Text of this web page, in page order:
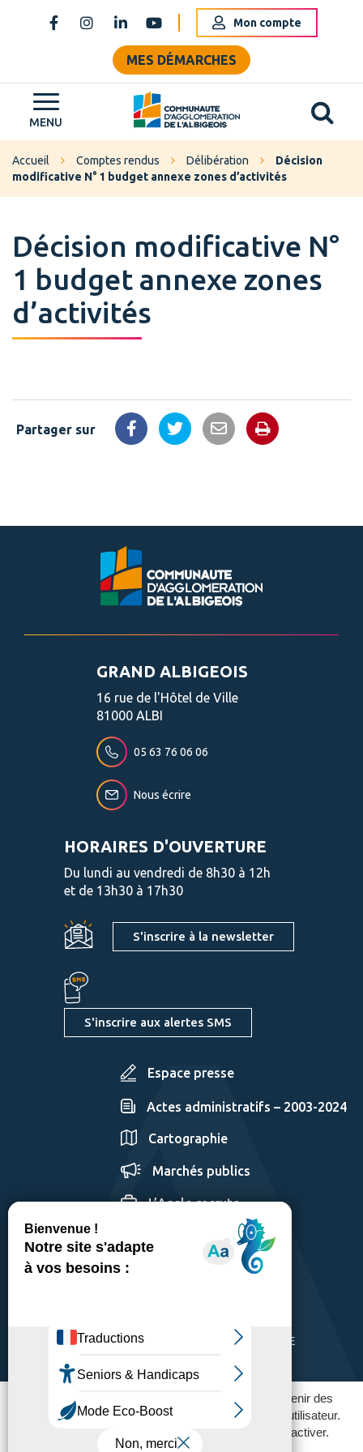
Ce site utilise des traceurs pour fonctionner et obtenir des
statistiques d'utilisation afin améliorer l'expérience utilisateur.
Vous pouvez contrôler ceux que vous souhaitez activer.
Lien vers le compte Facebook
Lien vers le compte Instagram
Lien vers le compte Linkedin
Lien vers la chaîne Youtube
Mon compte
MES DÉMARCHES
MENU Grand Albigeois
Accueil Comptes rendus Délibération
Décision
modificative N° 1 budget annexe zones d’activités
Décision modificative N°
1 budget annexe zones
d’activités
Partager sur Partager sur Facebook
Partager sur Twitter
Partager par email
Imprimer la
GRAND ALBIGEOIS
16 rue de l'Hôtel de Ville
81000 ALBI
05 63 76 06 06
Nous écrire
HORAIRES D'OUVERTURE
Du lundi au vendredi de 8h30 à 12h
et de 13h30 à 17h30
S'inscrire à la newsletter
S'inscrire aux alertes SMS
Espace presse
Actes administratifs – 2003-2024
Cartographie
Marchés publics
L’Agglo recrute
ACCESSIBILITÉ: PARTIELLEMENT CONFORME
POLITIQUE DE CONFIDENTIALITÉ